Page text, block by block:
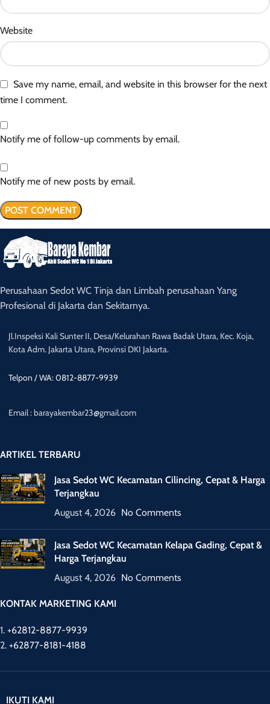
Website
Save my name, email, and website in this browser for the next
time I comment.
Notify me of follow-up comments by email.
Notify me of new posts by email.
Perusahaan Sedot WC Tinja dan Limbah perusahaan Yang
Profesional di Jakarta dan Sekitarnya.
Jl.Inspeksi Kali Sunter II, Desa/Kelurahan Rawa Badak Utara, Kec. Koja,
Kota Adm. Jakarta Utara, Provinsi DKI Jakarta.
Telpon / WA: 0812-8877-9939
Email : barayakembar23@gmail.com
ARTIKEL TERBARU
Jasa Sedot WC Kecamatan Cilincing, Cepat & Harga
Terjangkau
August 4, 2026 No Comments
Jasa Sedot WC Kecamatan Kelapa Gading, Cepat &
Harga Terjangkau
August 4, 2026 No Comments
KONTAK MARKETING KAMI
1. +62812-8877-9939
2. +62877-8181-4188
IKUTI KAMI